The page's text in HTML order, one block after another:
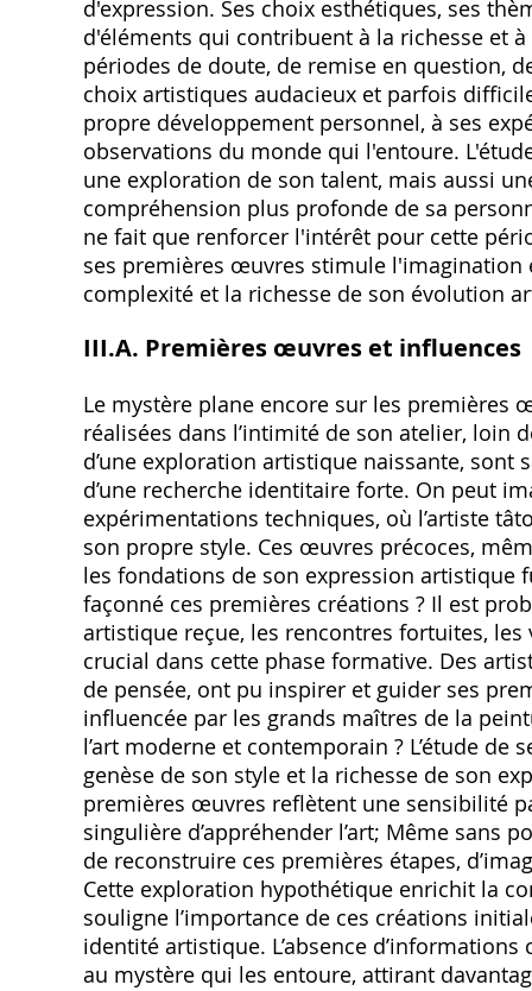
d'expression. Ses choix esthétiques‚ ses
d'éléments qui contribuent à la richesse et
périodes de doute‚ de remise en question‚
choix artistiques audacieux et parfois
propre développement personnel‚ à ses
observations du monde qui l'entoure.
une exploration de son talent‚ mais aussi
compréhension plus profonde de sa
ne fait que renforcer l'intérêt pour cette
ses premières œuvres stimule
complexité et la richesse de son évolution
III.A. Premières œuvres et influences
Le mystère plane encore sur les premières
réalisées dans l’intimité de son atelier‚ loin
d’une exploration artistique naissante‚
d’une recherche identitaire forte. On peut
expérimentations techniques‚ où l’artiste
son propre style. Ces œuvres précoces‚
les fondations de son expression artistique
façonné ces premières créations ? Il est
artistique reçue‚ les rencontres fortuites‚
crucial dans cette phase formative. Des
de pensée‚ ont pu inspirer et guider ses
influencée par les grands maîtres de la
l’art moderne et contemporain ? L’étude
genèse de son style et la richesse de son
premières œuvres reflètent une sensibilité
singulière d’appréhender l’art; Même sans
de reconstruire ces premières étapes‚
Cette exploration hypothétique enrichit la
souligne l’importance de ces créations
identité artistique. L’absence
au mystère qui les entoure‚ attirant